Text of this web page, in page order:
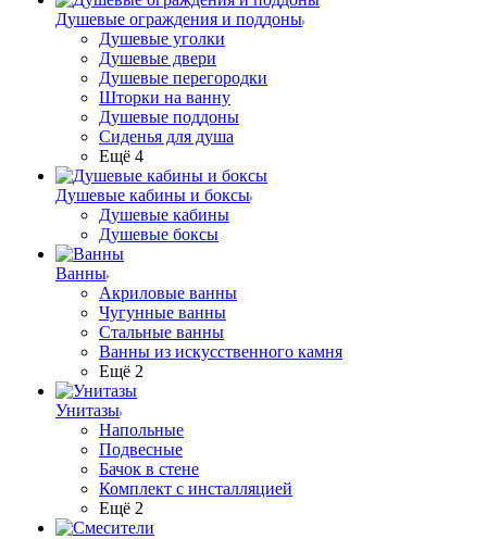
Душевые ограждения и поддоны
Душевые уголки
Душевые двери
Душевые перегородки
Шторки на ванну
Душевые поддоны
Сиденья для душа
Ещё 4
Душевые кабины и боксы
Душевые кабины
Душевые боксы
Ванны
Акриловые ванны
Чугунные ванны
Стальные ванны
Ванны из искусственного камня
Ещё 2
Унитазы
Напольные
Подвесные
Бачок в стене
Комплект с инсталляцией
Ещё 2